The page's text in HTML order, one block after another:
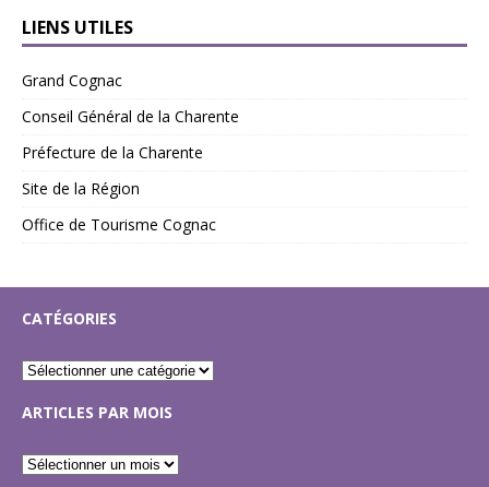
LIENS UTILES
Grand Cognac
Conseil Général de la Charente
Préfecture de la Charente
Site de la Région
Office de Tourisme Cognac
CATÉGORIES
ARTICLES PAR MOIS